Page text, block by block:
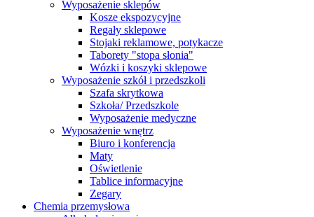
Wyposażenie sklepów
Kosze ekspozycyjne
Regały sklepowe
Stojaki reklamowe, potykacze
Taborety "stopa słonia"
Wózki i koszyki sklepowe
Wyposażenie szkół i przedszkoli
Szafa skrytkowa
Szkoła/ Przedszkole
Wyposażenie medyczne
Wyposażenie wnętrz
Biuro i konferencja
Maty
Oświetlenie
Tablice informacyjne
Zegary
Chemia przemysłowa